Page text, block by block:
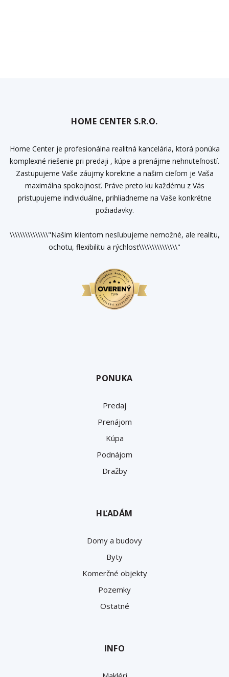
HOME CENTER S.R.O.
Home Center je profesionálna realitná kancelária, ktorá ponúka
komplexné riešenie pri predaji , kúpe a prenájme nehnuteľností.
Zastupujeme Vaše záujmy korektne a našim cieľom je Vaša
maximálna spokojnosť. Práve preto ku každému z Vás
pristupujeme individuálne, prihliadneme na Vaše konkrétne
požiadavky.
\\\\\\\\\\\\\\\"Našim klientom nesľubujeme nemožné, ale realitu,
ochotu, flexibilitu a rýchlosť\\\\\\\\\\\\\\\"
PONUKA
Predaj
Prenájom
Kúpa
Podnájom
Dražby
HĽADÁM
Domy a budovy
Byty
Komerčné objekty
Pozemky
Ostatné
INFO